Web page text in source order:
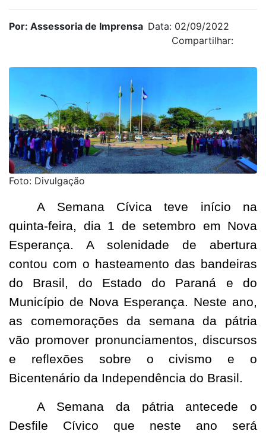
Por: Assessoria de Imprensa Data: 02/09/2022
Compartilhar:
Foto: Divulgação
A Semana Cívica teve início na
quinta-feira, dia 1 de setembro em Nova
Esperança. A solenidade de abertura
contou com o hasteamento das bandeiras
do Brasil, do Estado do Paraná e do
Município de Nova Esperança. Neste ano,
as comemorações da semana da pátria
vão promover pronunciamentos, discursos
e reflexões sobre o civismo e o
Bicentenário da Independência do Brasil.
A Semana da pátria antecede o
Desfile Cívico que neste ano será